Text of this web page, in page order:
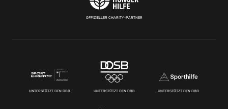
OFFIZIELLER CHARITY-PARTNER
UNTERSTÜTZT DEN DBB UNTERSTÜTZT DEN DBB UNTERSTÜTZT DEN DBB